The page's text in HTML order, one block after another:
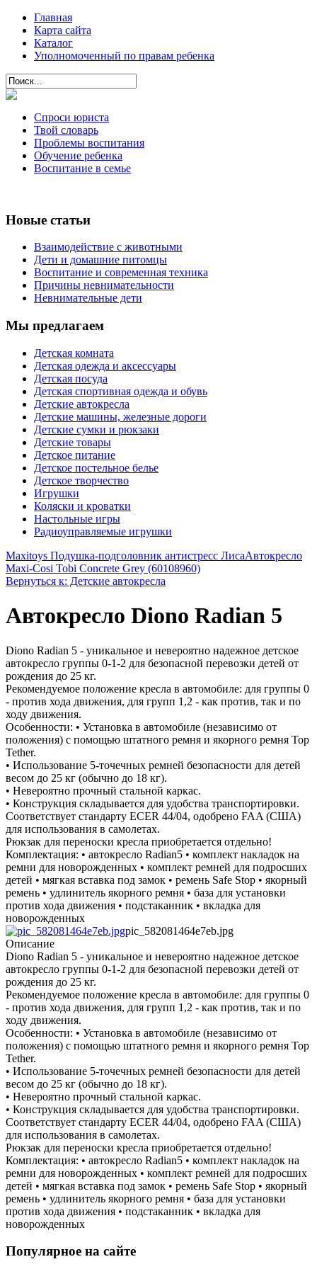
Главная
Карта сайта
Каталог
Уполномоченный по правам ребенка
Спроси юриста
Твой словарь
Проблемы воспитания
Обучение ребенка
Воспитание в семье
Новые статьи
Взаимодействие с животными
Дети и домашние питомцы
Воспитание и современная техника
Причины невнимательности
Невнимательные дети
Мы предлагаем
Детская комната
Детская одежда и аксессуары
Детская посуда
Детская спортивная одежда и обувь
Детские автокресла
Детские машины, железные дороги
Детские сумки и рюкзаки
Детские товары
Детское питание
Детское постельное белье
Детское творчество
Игрушки
Коляски и кроватки
Настольные игры
Радиоуправляемые игрушки
Maxitoys Подушка-подголовник антистресс ЛисаАвтокресло
Maxi-Cosi Tobi Concrete Grey (60108960)
Вернуться к: Детские автокресла
Автокресло Diono Radian 5
Diono Radian 5 - уникальное и невероятно надежное детское
автокресло группы 0-1-2 для безопасной перевозки детей от
рождения до 25 кг.
Рекомендуемое положение кресла в автомобиле: для группы 0
- против хода движения, для групп 1,2 - как против, так и по
ходу движения.
Особенности: • Установка в автомобиле (независимо от
положения) с помощью штатного ремня и якорного ремня Top
Tether.
• Использование 5-точечных ремней безопасности для детей
весом до 25 кг (обычно до 18 кг).
• Невероятно прочный стальной каркас.
• Конструкция складывается для удобства транспортировки.
Соответствует стандарту ECER 44/04, одобрено FAA (США)
для использования в самолетах.
Рюкзак для переноски кресла приобретается отдельно!
Комплектация: • автокресло Radian5 • комплект накладок на
ремни для новорожденных • комплект ремней для подросших
детей • мягкая вставка под замок • ремень Safe Stop • якорный
ремень • удлинитель якорного ремня • база для установки
против хода движения • подстаканник • вкладка для
новорожденных
pic_582081464e7eb.jpg
Описание
Diono Radian 5 - уникальное и невероятно надежное детское
автокресло группы 0-1-2 для безопасной перевозки детей от
рождения до 25 кг.
Рекомендуемое положение кресла в автомобиле: для группы 0
- против хода движения, для групп 1,2 - как против, так и по
ходу движения.
Особенности: • Установка в автомобиле (независимо от
положения) с помощью штатного ремня и якорного ремня Top
Tether.
• Использование 5-точечных ремней безопасности для детей
весом до 25 кг (обычно до 18 кг).
• Невероятно прочный стальной каркас.
• Конструкция складывается для удобства транспортировки.
Соответствует стандарту ECER 44/04, одобрено FAA (США)
для использования в самолетах.
Рюкзак для переноски кресла приобретается отдельно!
Комплектация: • автокресло Radian5 • комплект накладок на
ремни для новорожденных • комплект ремней для подросших
детей • мягкая вставка под замок • ремень Safe Stop • якорный
ремень • удлинитель якорного ремня • база для установки
против хода движения • подстаканник • вкладка для
новорожденных
Популярное на сайте